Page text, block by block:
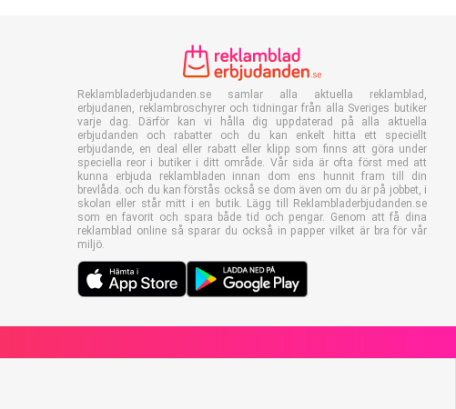
Reklambladerbjudanden.se samlar alla aktuella reklamblad,
erbjudanen, reklambroschyrer och tidningar från alla Sveriges butiker
varje dag. Därför kan vi hålla dig uppdaterad på alla aktuella
erbjudanden och rabatter och du kan enkelt hitta ett speciellt
erbjudande, en deal eller rabatt eller klipp som finns att göra under
speciella reor i butiker i ditt område. Vår sida är ofta först med att
kunna erbjuda reklambladen innan dom ens hunnit fram till din
brevlåda. och du kan förstås också se dom även om du är på jobbet, i
skolan eller står mitt i en butik. Lägg till Reklambladerbjudanden.se
som en favorit och spara både tid och pengar. Genom att få dina
reklamblad online så sparar du också in papper vilket är bra för vår
miljö.